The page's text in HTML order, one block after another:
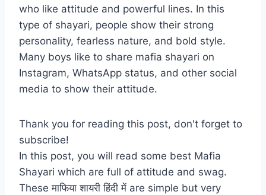
who like attitude and powerful lines. In this
type of shayari, people show their strong
personality, fearless nature, and bold style.
Many boys like to share mafia shayari on
Instagram, WhatsApp status, and other social
media to show their attitude.
Thank you for reading this post, don't forget to
subscribe!
In this post, you will read some best Mafia
Shayari which are full of attitude and swag.
These माफिया शायरी हिंदी में are simple but very